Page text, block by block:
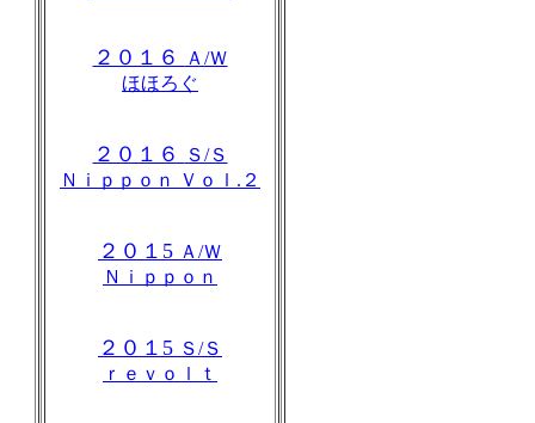
２０１６
Ａ/Ｗ
ほほろぐ
２０１６
Ｓ/Ｓ
Ｎｉｐｐｏｎ Ｖｏｌ.２
２０１5 Ａ/Ｗ
Ｎｉｐｐｏｎ
２０１5 Ｓ/Ｓ
ｒｅｖｏｌｔ